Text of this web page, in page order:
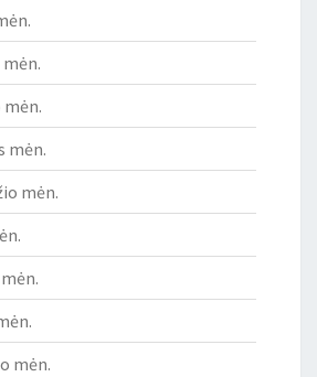
mėn.
mėn.
mėn.
mėn.